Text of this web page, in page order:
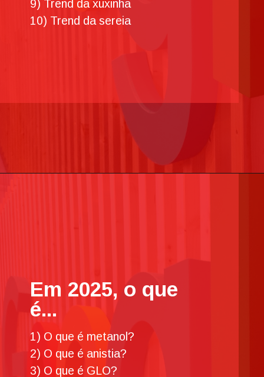
9) Trend da xuxinha
10) Trend da sereia
Em 2025, o que
é...
1) O que é metanol?
2) O que é anistia?
3) O que é GLO?